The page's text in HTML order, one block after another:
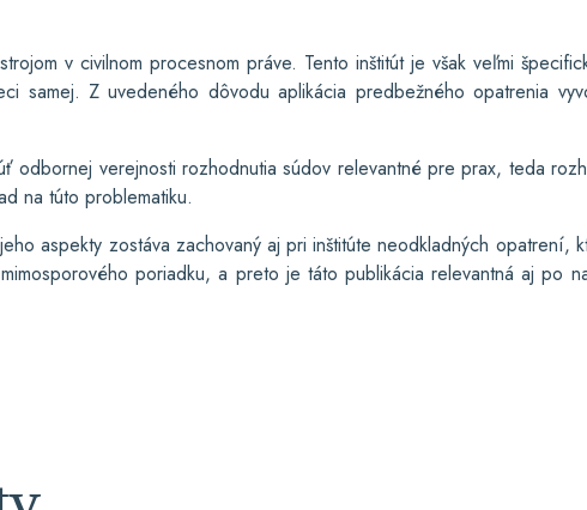
v civilnom procesnom práve. Tento inštitút je však veľmi
samej. Z uvedeného dôvodu aplikácia predbežného opatrenia
odbornej verejnosti rozhodnutia súdov relevantné pre prax, teda
na túto problematiku.
aspekty zostáva zachovaný aj pri inštitúte neodkladných
poriadku, a preto je táto publikácia relevantná aj po